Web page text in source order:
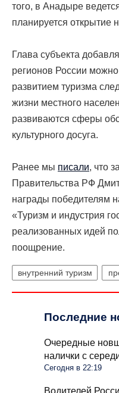
того, в Анадыре
планируется открытие
Глава субъекта
регионов России
развитием туризма
жизни местного
развиваются сферы
культурного досуга.
Ранее мы писали, что
Правительства РФ
награды победителям
«Туризм и индустрия
реализованных идей
поощрение.
внутренний туризм
Последние
Очередные
налички с
Сегодня в 22:19